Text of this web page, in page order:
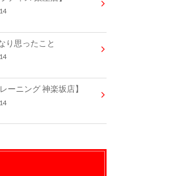
り思ったこと
ーニング 神楽坂店】